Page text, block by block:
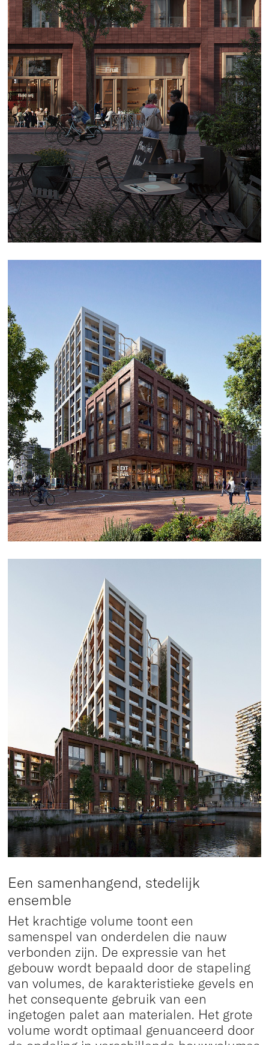
Een samenhangend, stedelijk
ensemble
Het krachtige volume toont een
samenspel van onderdelen die nauw
verbonden zijn. De expressie van het
gebouw wordt bepaald door de stapeling
van volumes, de karakteristieke gevels en
het consequente gebruik van een
ingetogen palet aan materialen. Het grote
volume wordt optimaal genuanceerd door